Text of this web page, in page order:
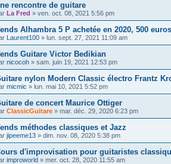
rencontre de guitare
La Fred » ven. oct. 08, 2021 5:56 pm
Alhambra 5 P achetée en 2020, 500 euros
Laurent100 » lun. sept. 27, 2021 11:09 am
Guitare Victor Bedikian
nicocoh » sam. juin 19, 2021 12:53 pm
nylon Modern Classic électro Frantz
micmic » lun. mai 10, 2021 5:52 pm
de concert Maurice Ottiger
ClassicGuitare » mar. déc. 29, 2020 6:23 pm
méthodes classiques et Jazz
jipeeme13 » dim. nov. 08, 2020 5:38 pm
d'improvisation pour guitaristes
improworld » mer. oct. 28, 2020 11:55 am